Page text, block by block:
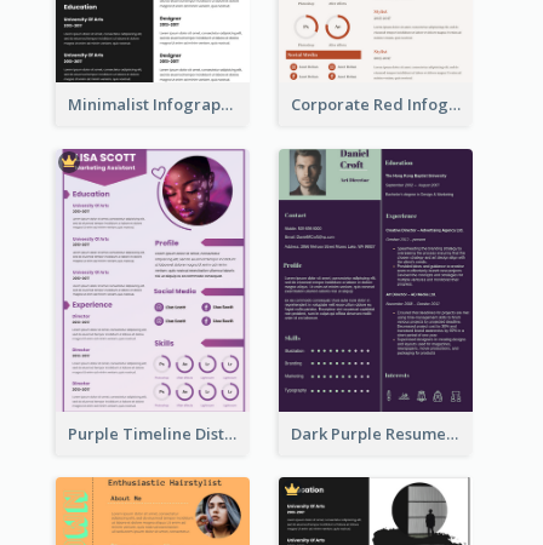
Minimalist Infographic Resume Corporate Red Infographic Resume
Purple Timeline Distinguished Resume Dark Purple Resume